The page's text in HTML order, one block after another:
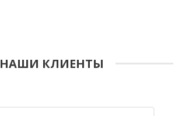
НАШИ КЛИЕНТЫ